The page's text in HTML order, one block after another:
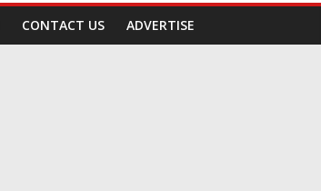
CONTACT US ADVERTISE